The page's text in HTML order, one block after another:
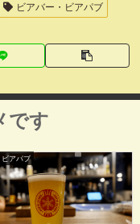
ビアバー・ビアパブ
です
ビアパブ